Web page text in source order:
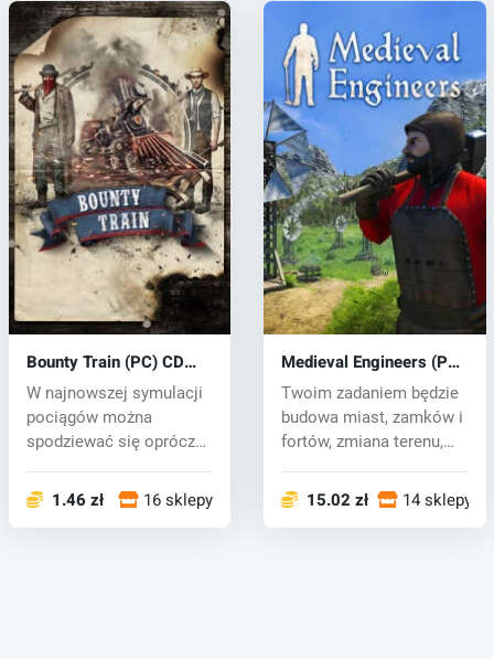
Bounty Train (PC) CD
key
W najnowszej symulacji
pociągów można
spodziewać się oprócz
1.46 zł 16 sklepy
Medieval Engineers (PC)
CD key
Twoim zadaniem będzie
budowa miast, zamków i
fortów, zmiana terenu,
15.02 zł 14 sklepy